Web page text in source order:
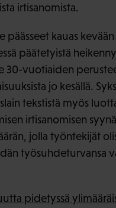
irtisanomista.
päässeet kauas
päätetyistä
30-vuotiaiden
jo kesällä.
tekstistä myös
irtisanomisen
jolla työntekijät
työsuhdeturvansa
pidetyssä